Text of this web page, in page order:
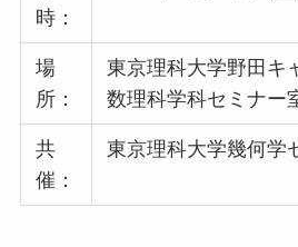
時：
場
所：
東京理科大学野田キ
数理科学科セミナー
共
催：
東京理科大学幾何学